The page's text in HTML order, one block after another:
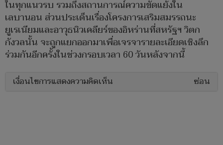
ในทุกแนวรบ รวมถึงสถานการณ์ความขัดแย้งใน
เลบานอน ส่วนประเด็นเรื่องโครงการเสริมสมรรถนะ
ยูเรเนียมและอาวุธนิวเคลียร์ของอิหร่านที่สหรัฐฯ วิตก
กังวลนั้น จะถูกแยกออกมาเพื่อเจรจารายละเอียดเชิงลึก
ร่วมกันอีกครั้งในช่วงกรอบเวลา 60 วันหลังจากนี้
เงื่อนไขการแสดงความคิดเห็น ซ่อน